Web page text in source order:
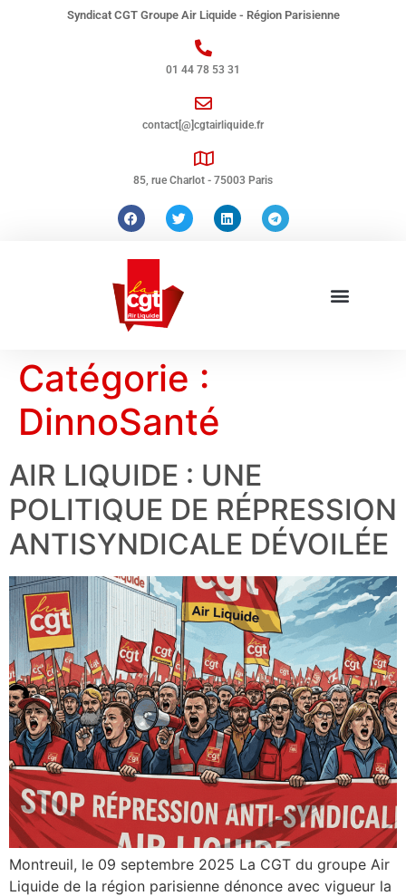
Syndicat CGT Groupe Air Liquide - Région Parisienne
01 44 78 53 31
contact[@]cgtairliquide.fr
85, rue Charlot - 75003 Paris
Catégorie :
DinnoSanté
AIR LIQUIDE : UNE
POLITIQUE DE RÉPRESSION
ANTISYNDICALE DÉVOILÉE
Montreuil, le 09 septembre 2025 La CGT du groupe Air
Liquide de la région parisienne dénonce avec vigueur la